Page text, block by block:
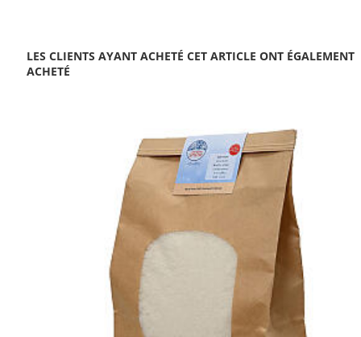
LES CLIENTS AYANT ACHETÉ CET ARTICLE ONT ÉGALEMENT
ACHETÉ